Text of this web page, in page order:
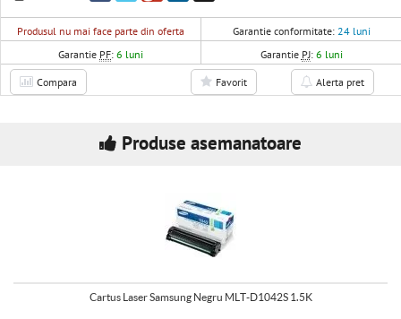
Produsul nu mai face parte din oferta Garantie conformitate: 24 luni
Garantie PF:6 luni Garantie PJ: 6 luni
Compara Favorit Alerta pret
Produse asemanatoare
Cartus Laser Samsung Negru MLT-D1042S 1.5K